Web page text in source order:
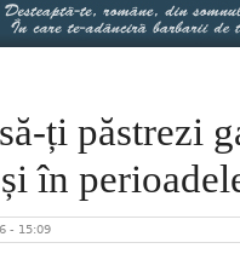
ți păstrezi
în
- 15:09